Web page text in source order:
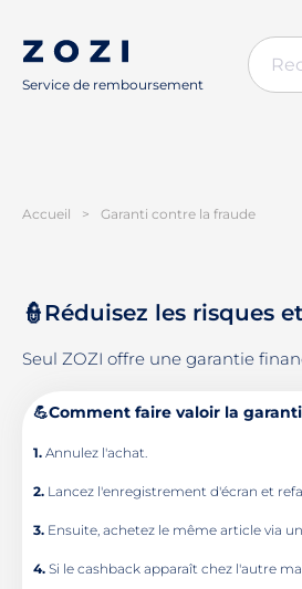
Service de remboursement
Accueil > Garanti contre la fraude
👮Réduisez les risques
Seul ZOZI offre une garantie
💪Comment faire valoir la
1. Annulez l'achat.
2. Lancez l'enregistrement d'écran et
3. Ensuite, achetez le même article via
4. Si le cashback apparaît chez l'autre